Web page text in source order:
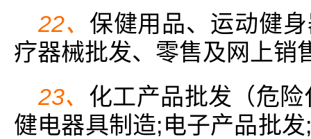
22、 保健用品、运动健
疗器械批发、零售及网上销
23、 化工产品批发（危
健电器具制造;电子产品批